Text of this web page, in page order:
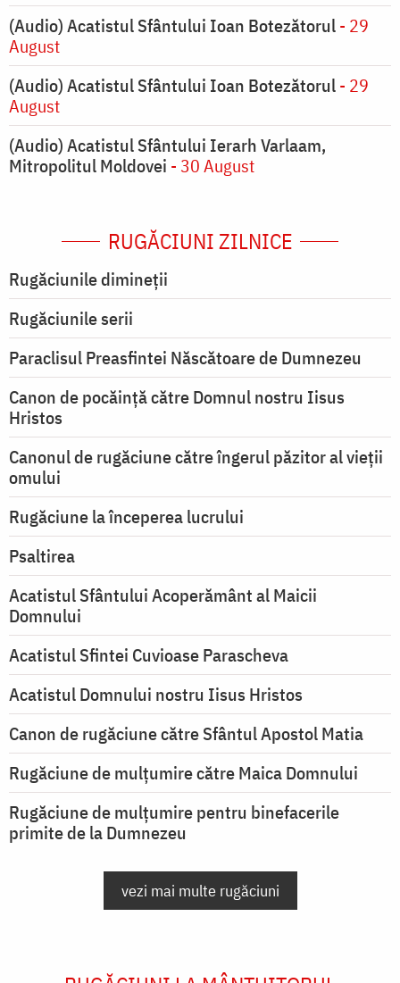
(Audio) Acatistul Sfântului Ioan Botezătorul- 29
August
(Audio) Acatistul Sfântului Ioan Botezătorul- 29
August
(Audio) Acatistul Sfântului Ierarh Varlaam,
Mitropolitul Moldovei - 30 August
RUGĂCIUNI ZILNICE
Rugăciunile dimineții
Rugăciunile serii
Paraclisul Preasfintei Născătoare de Dumnezeu
Canon de pocăință către Domnul nostru Iisus
Hristos
Canonul de rugăciune către îngerul păzitor al vieții
omului
Rugăciune la începerea lucrului
Psaltirea
Acatistul Sfântului Acoperământ al Maicii
Domnului
Acatistul Sfintei Cuvioase Parascheva
Acatistul Domnului nostru Iisus Hristos
Canon de rugăciune către Sfântul Apostol Matia
Rugăciune de mulţumire către Maica Domnului
Rugăciune de mulțumire pentru binefacerile
primite de la Dumnezeu
vezi mai multe rugăciuni